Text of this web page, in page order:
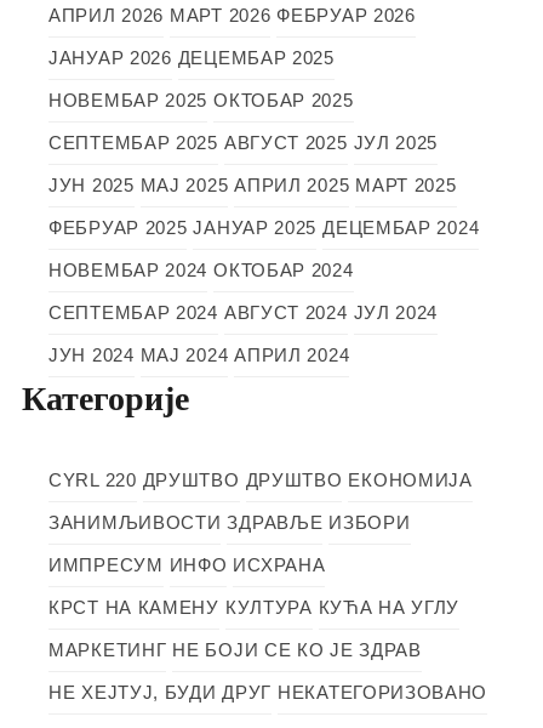
АПРИЛ 2026 МАРТ 2026 ФЕБРУАР 2026
ЈАНУАР 2026 ДЕЦЕМБАР 2025
НОВЕМБАР 2025 ОКТОБАР 2025
СЕПТЕМБАР 2025 АВГУСТ 2025 ЈУЛ 2025
ЈУН 2025 МАЈ 2025 АПРИЛ 2025 МАРТ 2025
ФЕБРУАР 2025 ЈАНУАР 2025 ДЕЦЕМБАР 2024
НОВЕМБАР 2024 ОКТОБАР 2024
СЕПТЕМБАР 2024 АВГУСТ 2024 ЈУЛ 2024
ЈУН 2024 МАЈ 2024 АПРИЛ 2024
Категорије
CYRL 220 ДРУШТВО ДРУШТВО ЕКОНОМИЈА
ЗАНИМЉИВОСТИ ЗДРАВЉЕ ИЗБОРИ
ИМПРЕСУМ ИНФО ИСХРАНА
КРСТ НА КАМЕНУ КУЛТУРА КУЋА НА УГЛУ
МАРКЕТИНГ НЕ БОЈИ СЕ КО ЈЕ ЗДРАВ
НЕ ХЕЈТУЈ, БУДИ ДРУГ НЕКАТЕГОРИЗОВАНО